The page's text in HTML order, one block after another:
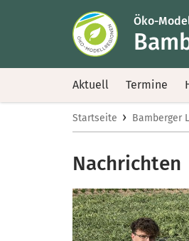
Öko-
Aktuell Termine
Startseite › Bamberger
Nachrichten